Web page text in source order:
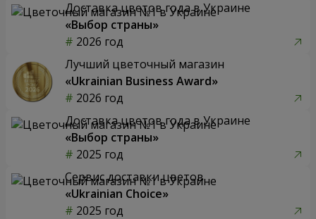
Доставка цветов года в Украине
«Выбор страны»
2026 год
Лучший цветочный магазин
«Ukrainian Business Award»
2026 год
Доставка цветов года в Украине
«Выбор страны»
2025 год
Сервис доставки цветов
«Ukrainian Choice»
2025 год